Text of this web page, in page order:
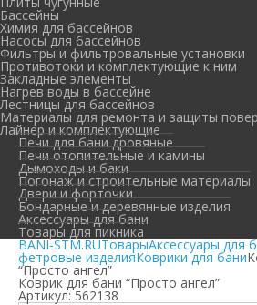
Бассейны
Химия для бассейнов
Насосы для бассейнов
Фильтры и фильтровальные установки
Противотоки и комплектующие к ним
Закладные элементы
Нагрев воды в бассейне
Лестницы для бассейнов
Материалы для ремонта и защиты
Лайнер и комплектующие
Печи для бани дровяные
Печи отопительные и камины
Дымоходы и баки
Погонаж и строительные материалы
Двери и форточки
Бондарные и деревянные изделия
Аксессуары для бани
Товары для пикника
BANI-STM.RUТоварыАксессуары для
фетровые изделияКоврики для бани
“Просто ангел”
Коврик для бани “Просто ангел”
Артикул:562138